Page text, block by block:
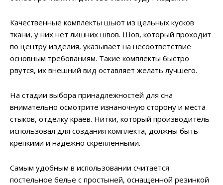
Качественные комплекты шьют из цельных кусков
ткани, у них нет лишних швов. Шов, который проходит
по центру изделия, указывает на несоответствие
основным требованиям. Такие комплекты быстро
рвутся, их внешний вид оставляет желать лучшего.
На стадии выбора принадлежностей для сна
внимательно осмотрите изнаночную сторону и места
стыков, отделку краев. Нитки, который производитель
использовал для создания комплекта, должны быть
крепкими и надежно скрепленными.
Самым удобным в использовании считается
постельное белье с простыней, оснащенной резинкой